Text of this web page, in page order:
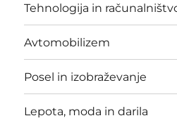
Tehnologija in
Avtomobilizem
Posel in izobraževanje
Lepota, moda in darila